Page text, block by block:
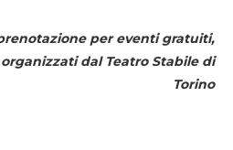
per eventi gratuiti,
dal Teatro Stabile di
Torino